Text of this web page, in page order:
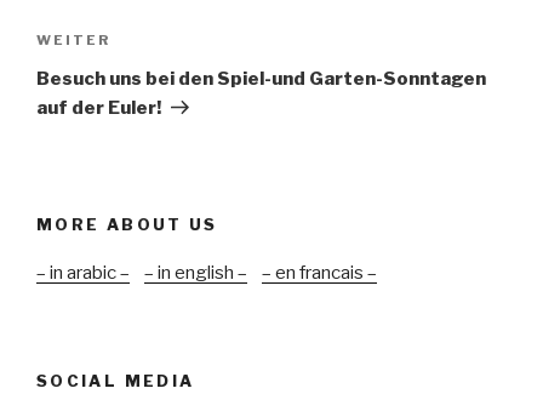
Nächster
Beitrag
WEITER
Besuch uns bei den Spiel-und Garten-Sonntagen
auf der Euler!
MORE ABOUT US
– in arabic – – in english – – en francais –
SOCIAL MEDIA